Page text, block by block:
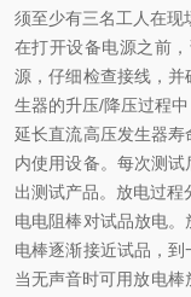
须至少有三名工人在现
在打开设备电源之前
源，仔细检查接线，
生器的升压/降压过程
延长直流高压发生器
内使用设备。每次测
出测试产品。放电过
电电阻棒对试品放电
电棒逐渐接近试品，到
当无声音时可用放电